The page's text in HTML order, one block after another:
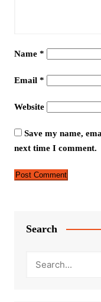
Name *
Email *
Website
Save my name,
next time I comment.
Search